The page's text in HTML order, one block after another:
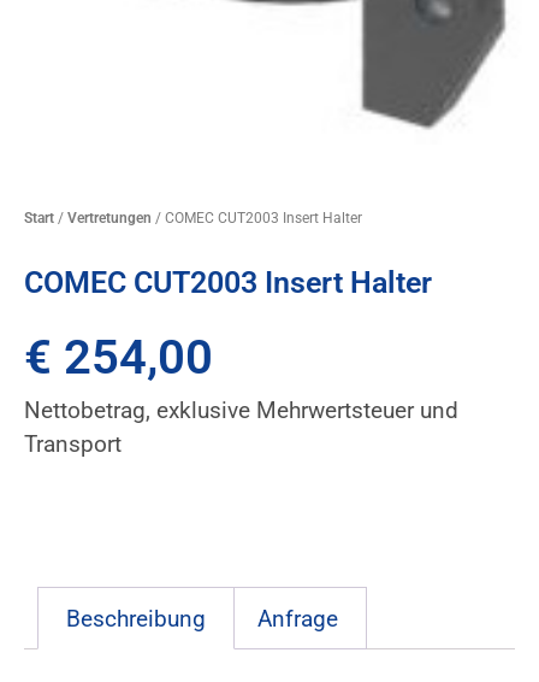
Start / Vertretungen / COMEC CUT2003 Insert Halter
COMEC CUT2003 Insert Halter
€ 254,00
Nettobetrag, exklusive Mehrwertsteuer und
Transport
Beschreibung Anfrage